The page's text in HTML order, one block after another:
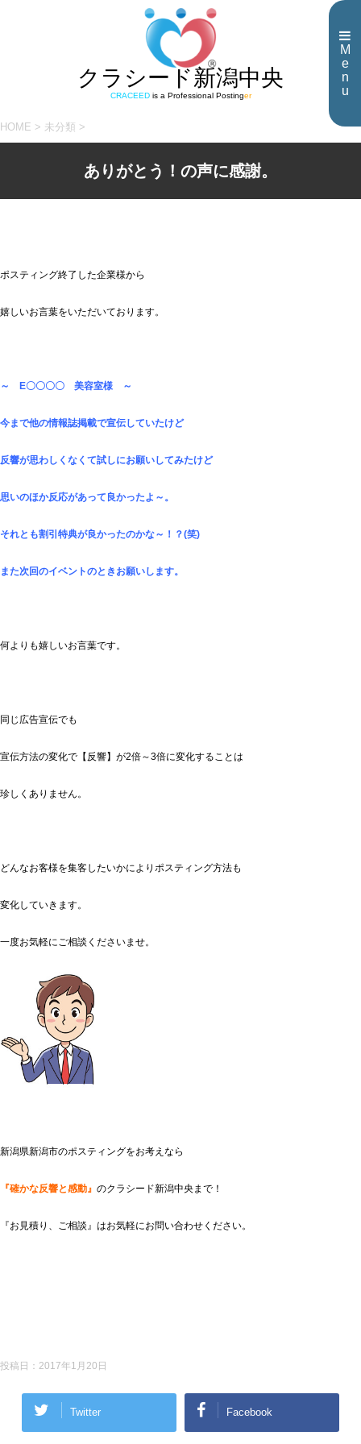
M
e
n
u
クラシード新潟中央
CRACEEDis a Professional Postinger
HOME > 未分類 >
ありがとう！の声に感謝。
ポスティング終了した企業様から
嬉しいお言葉をいただいております。
～ E〇〇〇〇 美容室様 ～
今まで他の情報誌掲載で宣伝していたけど
反響が思わしくなくて試しにお願いしてみたけど
思いのほか反応があって良かったよ～。
それとも割引特典が良かったのかな～！？(笑)
また次回のイベントのときお願いします。
何よりも嬉しいお言葉です。
同じ広告宣伝でも
宣伝方法の変化で【反響】が2倍～3倍に変化することは
珍しくありません。
どんなお客様を集客したいかによりポスティング方法も
変化していきます。
一度お気軽にご相談くださいませ。
新潟県新潟市のポスティングをお考えなら
『確かな反響と感動』 のクラシード新潟中央まで！
『お見積り、ご相談』はお気軽にお問い合わせください。
投稿日： 2017年1月20日
Twitter Facebook